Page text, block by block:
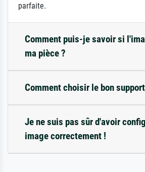
parfaite.
Comment puis-je savoir si
ma pièce ?
Comment choisir le bon
Je ne suis pas sûr d'avoir
image correctement !